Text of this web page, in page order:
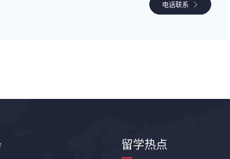
电话联系
留学热点